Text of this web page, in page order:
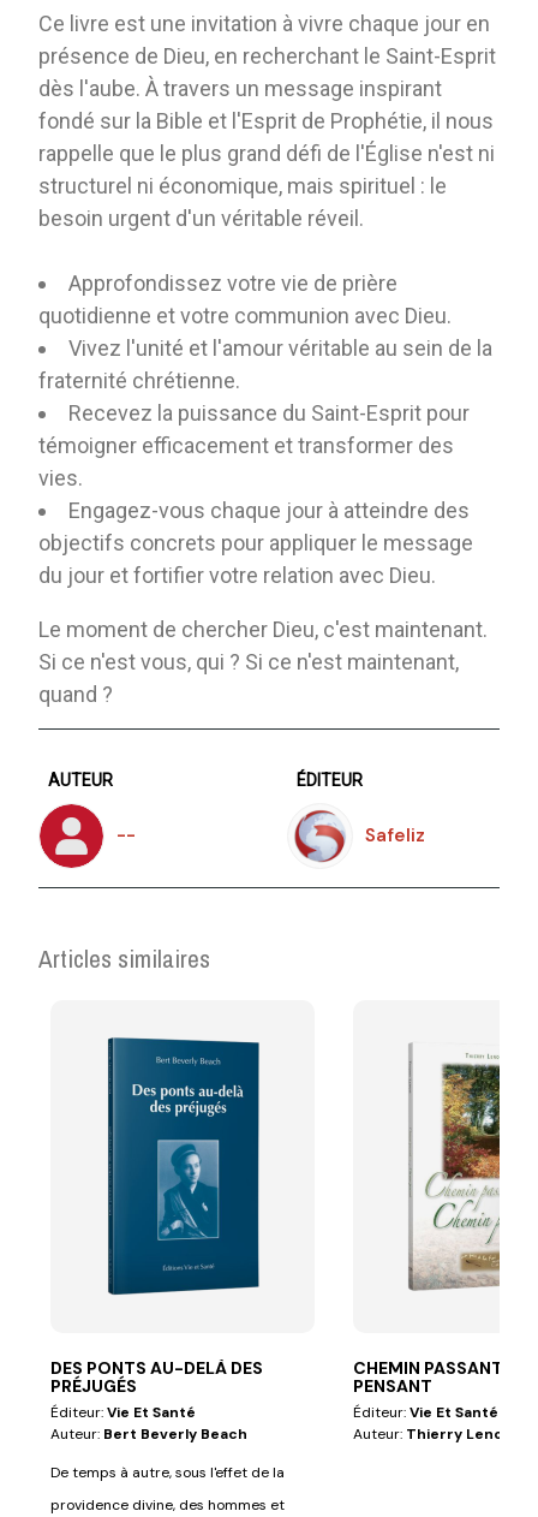
Ce livre est une invitation à vivre chaque jour en
présence de Dieu, en recherchant le Saint-Esprit
dès l'aube. À travers un message inspirant
fondé sur la Bible et l'Esprit de Prophétie, il nous
rappelle que le plus grand défi de l'Église n'est ni
structurel ni économique, mais spirituel : le
besoin urgent d'un véritable réveil.
Approfondissez votre vie de prière
quotidienne et votre communion avec Dieu.
Vivez l'unité et l'amour véritable au sein de la
fraternité chrétienne.
Recevez la puissance du Saint-Esprit pour
témoigner efficacement et transformer des
vies.
Engagez-vous chaque jour à atteindre des
objectifs concrets pour appliquer le message
du jour et fortifier votre relation avec Dieu.
Le moment de chercher Dieu, c'est maintenant.
Si ce n'est vous, qui ? Si ce n'est maintenant,
quand ?
AUTEUR
--
ÉDITEUR
Safeliz
Articles similaires
DES PONTS AU-DELÀ DES
PRÉJUGÉS
Éditeur:Vie Et Santé
Auteur: Bert Beverly Beach
De temps à autre, sous l'effet de la
providence divine, des hommes et
CHEMIN PASSANT,
PENSANT
Éditeur:Vie Et Santé
Auteur: Thierry Lenoir